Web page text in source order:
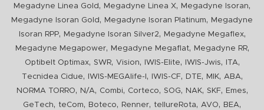
Megadyne Linea Gold , Megadyne Linea X, Megadyne Isoran,
Megadyne Isoran Gold , Megadyne Isoran Platinum,
Megadyne
Isoran RPP, Megadyne Isoran Silver2, Megadyne Megaflex,
Megadyne Megapower, Megadyne Megaflat, Megadyne RR,
Optibelt Optimax, SWR, Vision, IWIS-Elite, IWIS-Jwis, ITA,
Tecnidea Cidue, IWIS-MEGAlife-I , IWIS-CF, DTE, MIK, ABA,
NORMA TORRO, N/A, Combi, Corteco, SOG, NAK, SKF, Emes,
GeTech, teCom, Boteco, Renner, tellureRota, AVO, BEA,